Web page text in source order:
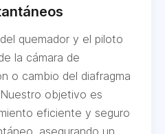
quemador y el piloto
la cámara de
o cambio del diafragma
objetivo es
eficiente y seguro
asegurando un